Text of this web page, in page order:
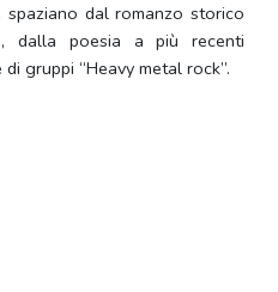
dal romanzo storico
dalla poesia a più recenti
gruppi “Heavy metal rock”.